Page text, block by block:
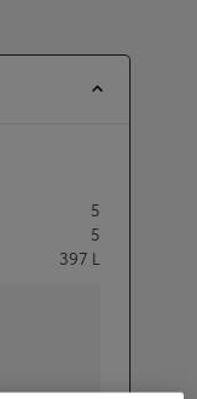
5
5
397 L